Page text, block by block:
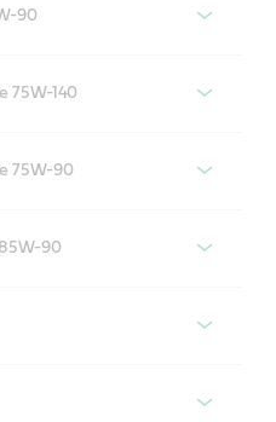
90
75W-140
75W-90
90